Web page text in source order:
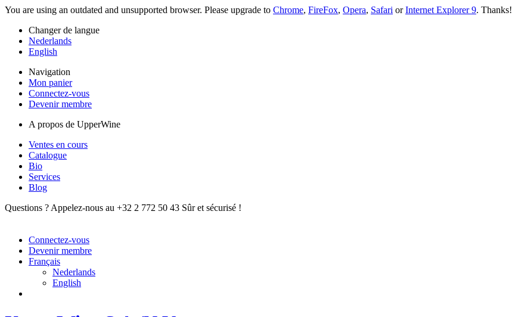
You are using an outdated and unsupported browser. Please upgrade to Chrome, FireFox, Opera, Safari orInternet Explorer 9. Thanks!
Changer de langue
Nederlands
English
Navigation
Mon panier
Connectez-vous
Devenir membre
A propos de UpperWine
Ventes en cours
Catalogue
Bio
Services
Blog
Questions ? Appelez-nous au +32 2 772 50 43 Sûr et sécurisé !
Connectez-vous
Devenir membre
Français
Nederlands
English